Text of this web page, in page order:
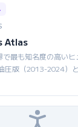
Atlas
で最も知名度の高い
圧版（2013-2024）